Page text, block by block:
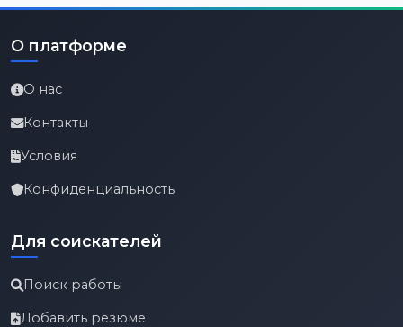
О платформе
О нас
Контакты
Условия
Конфиденциальность
Для соискателей
Поиск работы
Добавить резюме